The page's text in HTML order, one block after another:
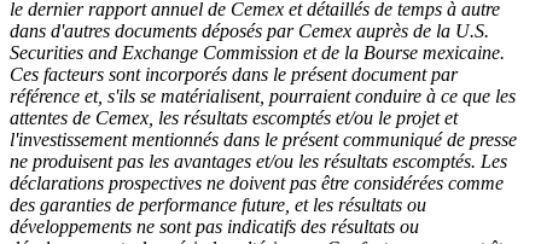
le dernier rapport annuel de Cemex et détaillés de temps à autre
dans d'autres documents déposés par Cemex auprès de la U.S.
Securities and Exchange Commission et de la Bourse mexicaine.
Ces facteurs sont incorporés dans le présent document par
référence et, s'ils se matérialisent, pourraient conduire à ce que les
attentes de Cemex, les résultats escomptés et/ou le projet et
l'investissement mentionnés dans le présent communiqué de presse
ne produisent pas les avantages et/ou les résultats escomptés. Les
déclarations prospectives ne doivent pas être considérées comme
des garanties de performance future, et les résultats ou
développements ne sont pas indicatifs des résultats ou